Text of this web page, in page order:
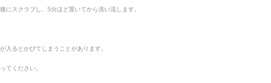
にスクラブし、5分ほど置いてから洗い流します。
入るとかびてしまうことがあります。
てください。